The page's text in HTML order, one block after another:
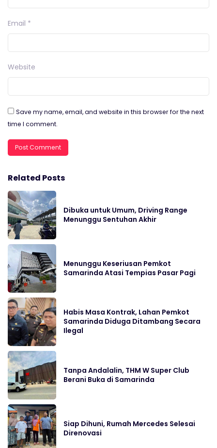
Email *
Website
Save my name, email, and website in this browser for the next
time I comment.
Related Posts
Dibuka untuk Umum, Driving Range
Menunggu Sentuhan Akhir
Menunggu Keseriusan Pemkot
Samarinda Atasi Tempias Pasar Pagi
Habis Masa Kontrak, Lahan Pemkot
Samarinda Diduga Ditambang Secara
Ilegal
Tanpa Andalalin, THM W Super Club
Berani Buka di Samarinda
Siap Dihuni, Rumah Mercedes Selesai
Direnovasi